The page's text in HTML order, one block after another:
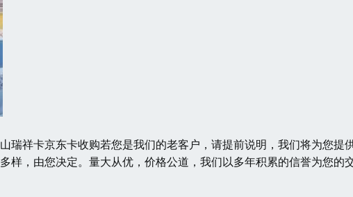
瑞祥卡京东卡收购若您是我们的老客户，请提前说明，我们将为您提
样，由您决定。量大从优，价格公道，我们以多年积累的信誉为您的